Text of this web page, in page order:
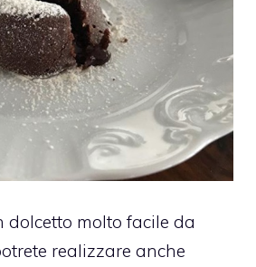
dolcetto molto facile da
realizzare anche